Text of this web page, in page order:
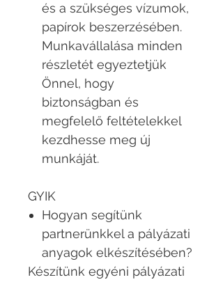
és a szükséges vízumok,
papírok beszerzésében.
Munkavállalása minden
részletét egyeztetjük
Önnel, hogy
biztonságban és
megfelelő feltételekkel
kezdhesse meg új
munkáját.
GYIK
Hogyan segítünk
partnerünkkel a pályázati
anyagok elkészítésében?
Készítünk egyéni pályázati